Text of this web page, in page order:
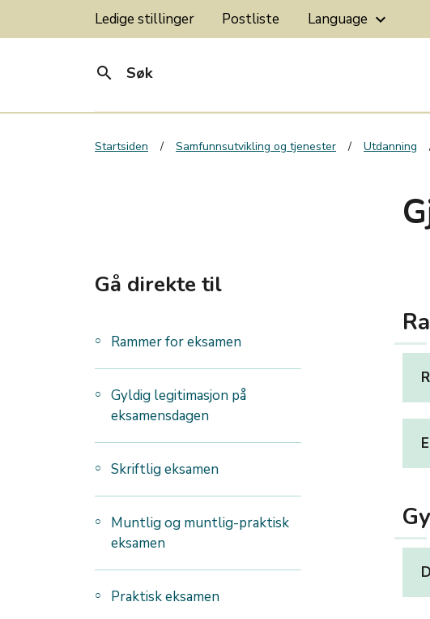
Ledige stillinger Postliste Language keyboard_arrow_down
search Søk
Startsiden Samfunnsutvikling og tjenester Utdanning
Gå direkte til
Rammer for eksamen
Gyldig legitimasjon på
eksamensdagen
Skriftlig eksamen
Muntlig og muntlig-praktisk
eksamen
Praktisk eksamen